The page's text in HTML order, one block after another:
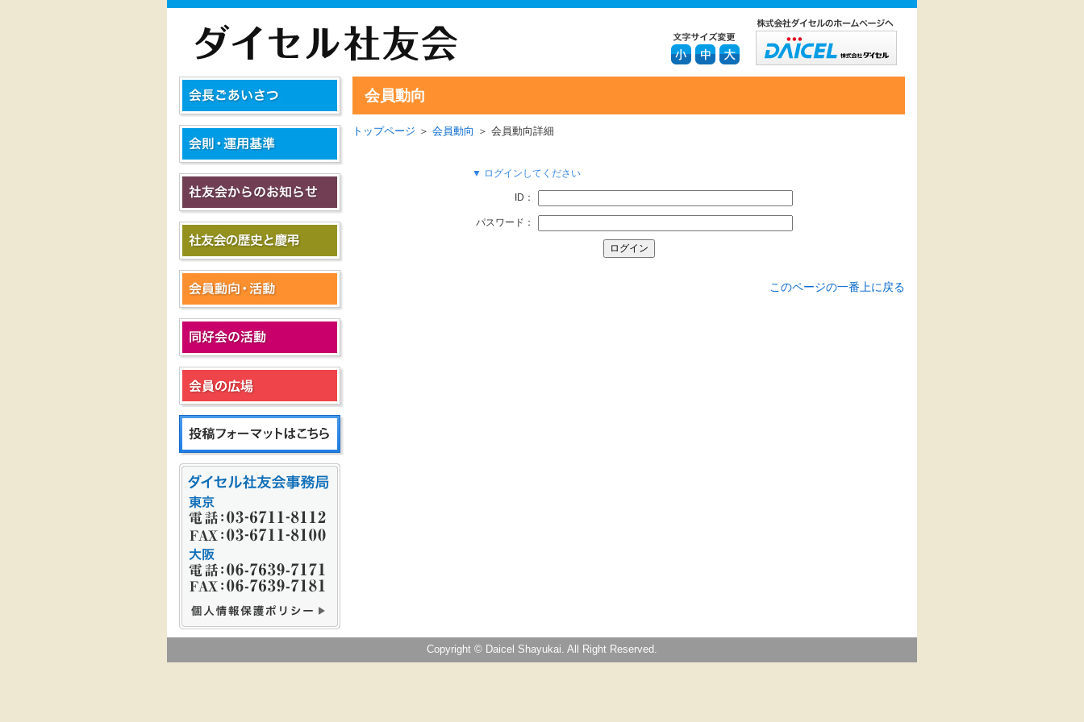
会員動向
トップページ ＞ 会員動向 ＞ 会員動向詳細
▼ ログインしてください
ID：
パスワード：
このページの一番上に戻る
Copyright © Daicel Shayukai. All Right Reserved.